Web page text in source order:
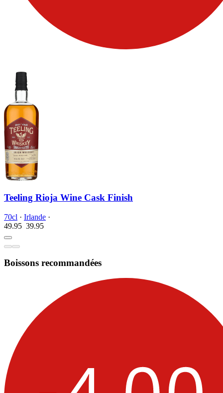
Teeling Rioja Wine Cask Finish
70cl · Irlande ·
49.95 39.95
Boissons recommandées